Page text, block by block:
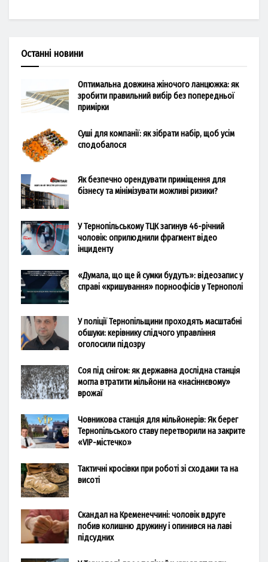
Останні новини
Оптимальна довжина жіночого ланцюжка: як
зробити правильний вибір без попередньої
примірки
Суші для компанії: як зібрати набір, щоб усім
сподобалося
Як безпечно орендувати приміщення для
бізнесу та мінімізувати можливі ризики?
У Тернопільському ТЦК загинув 46-річний
чоловік: оприлюднили фрагмент відео
інциденту
«Думала, що ще й сумки будуть»: відеозапис у
справі «кришування» порноофісів у Тернополі
У поліції Тернопільщини проходять масштабні
обшуки: керівнику слідчого управління
оголосили підозру
Соя під снігом: як державна дослідна станція
могла втратити мільйони на «насіннєвому»
врожаї
Човникова станція для мільйонерів: Як берег
Тернопільського ставу перетворили на закрите
«VIP-містечко»
Тактичні кросівки при роботі зі сходами та на
висоті
Скандал на Кременеччині: чоловік вдруге
побив колишню дружину і опинився на лаві
підсудних